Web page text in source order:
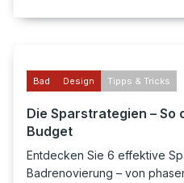
Bad Design Tipps & Tricks
Die Sparstrategien – So
Budget
Entdecken Sie 6 effektive
Badrenovierung – von